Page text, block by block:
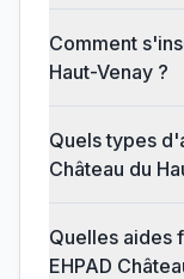
Comment
Haut-Venay ?
Quels types
Château du
Quelles aides
EHPAD